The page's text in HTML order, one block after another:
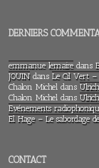
DERNIERS
emmanue lemairedans
JOUINdans Le Cil Vert –
Chalon Michel dans
Chalon Michel dans
Evénements
El Hage – Le sabordage
CONTACT